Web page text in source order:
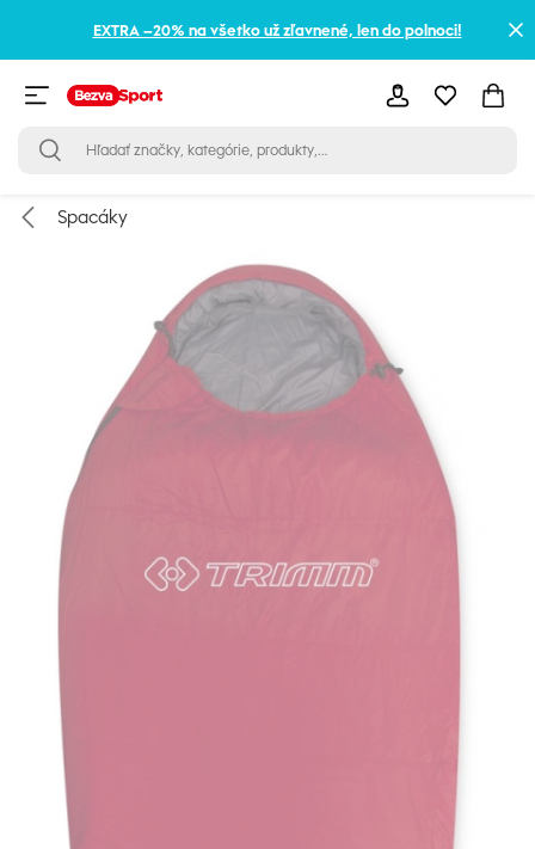
EXTRA –20% na všetko už zľavnené, len do polnoci!
Spacáky